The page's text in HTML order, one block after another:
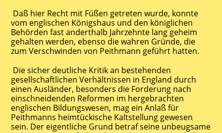
Daß hier Recht mit Füßen getreten wurde, konnte
vom englischen Königshaus und den königlichen
Behörden fast anderthalb Jahrzehnte lang geheim
gehalten werden, ebenso die wahren Gründe, die
zum Verschwinden von Peithmann geführt hatten.
Die sicher deutliche Kritik an bestehenden
gesellschaftlichen Verhältnissen in England durch
einen Ausländer, besonders die Forderung nach
einschneidenden Reformen im hergebrachten
englischen Bildungswesen, mag ein Anlaß für
Peithmanns heimtückische Kaltstellung gewesen
sein. Der eigentliche Grund betraf seine unbeugsame